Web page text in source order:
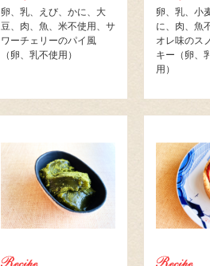
卵、乳、えび、かに、大
豆、肉、魚、米不使用、サ
ワーチェリーのパイ風
（卵、乳不使用）
卵、乳、小
に、肉、魚
オレ味のス
キー（卵、
用）